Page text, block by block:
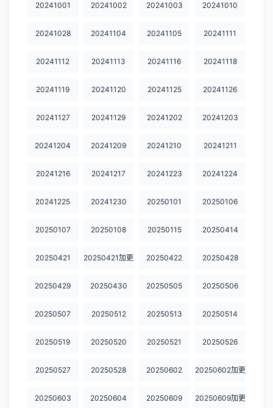
20241001 20241002 20241003 20241010
20241028 20241104 20241105 20241111
20241112 20241113 20241116 20241118
20241119 20241120 20241125 20241126
20241127 20241129 20241202 20241203
20241204 20241209 20241210 20241211
20241216 20241217 20241223 20241224
20241225 20241230 20250101 20250106
20250107 20250108 20250115 20250414
20250421 20250421加更 20250422 20250428
20250429 20250430 20250505 20250506
20250507 20250512 20250513 20250514
20250519 20250520 20250521 20250526
20250527 20250528 20250602 20250602加更
20250603 20250604 20250609 20250609加更